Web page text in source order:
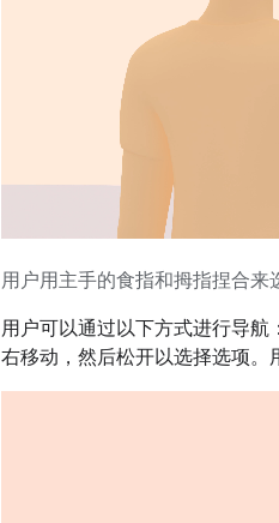
用户用主手的食指和拇指捏合来
用户可以通过以下方式进行导
右移动，然后松开以选择选项。